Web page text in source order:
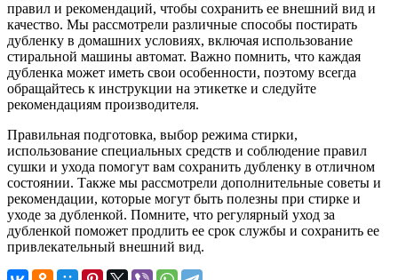
правил и рекомендаций, чтобы сохранить ее внешний вид и
качество. Мы рассмотрели различные способы постирать
дубленку в домашних условиях, включая использование
стиральной машины автомат. Важно помнить, что каждая
дубленка может иметь свои особенности, поэтому всегда
обращайтесь к инструкции на этикетке и следуйте
рекомендациям производителя.
Правильная подготовка, выбор режима стирки,
использование специальных средств и соблюдение правил
сушки и ухода помогут вам сохранить дубленку в отличном
состоянии. Также мы рассмотрели дополнительные советы и
рекомендации, которые могут быть полезны при стирке и
уходе за дубленкой. Помните, что регулярный уход за
дубленкой поможет продлить ее срок службы и сохранить ее
привлекательный внешний вид.